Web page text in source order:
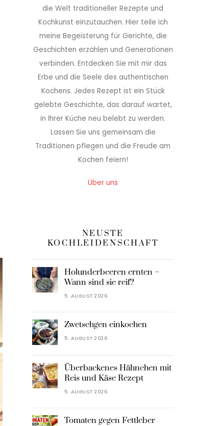
die Welt traditioneller Rezepte und
Kochkunst einzutauchen. Hier teile ich
meine Begeisterung für Gerichte, die
Geschichten erzählen und Generationen
verbinden. Entdecken Sie mit mir das
Erbe und die Seele des authentischen
Kochens. Jedes Rezept ist ein Stück
gelebte Geschichte, das darauf wartet,
in Ihrer Küche neu belebt zu werden.
Lassen Sie uns gemeinsam die
Traditionen pflegen und die Freude am
Kochen feiern!
Über uns
NEUSTE
KOCHLEIDENSCHAFT
Holunderbeeren ernten –
Wann sind sie reif?
5. AUGUST 2026
Zwetschgen einkochen
5. AUGUST 2026
Überbackenes Hähnchen mit
Reis und Käse Rezept
5. AUGUST 2026
Tomaten gegen Fettleber